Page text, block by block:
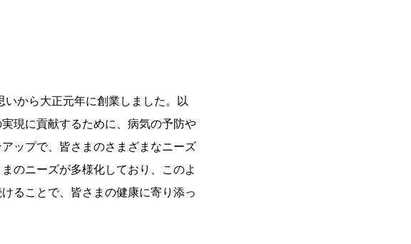
から大正元年に創業しました。以
現に貢献するために、病気の予防や
ップで、皆さまのさまざまなニーズ
のニーズが多様化しており、このよ
ることで、皆さまの健康に寄り添っ